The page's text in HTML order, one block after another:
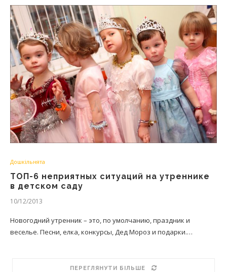
Дошкільнята
ТОП-6 неприятных ситуаций на утреннике
в детском саду
10/12/2013
Новогодний утренник – это, по умолчанию, праздник и
веселье. Песни, елка, конкурсы, Дед Мороз и подарки.…
ПЕРЕГЛЯНУТИ БІЛЬШЕ